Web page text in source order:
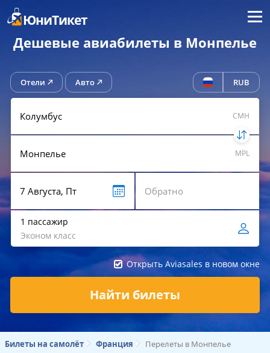
ЮниТикет Меню
Дешевые авиабилеты в Монпелье
Отели Авто RUB
CMH
MPL
1 пассажир
Эконом класс
Открыть Aviasales в новом окне
Найти билеты
Билеты на самолёт Франция Перелеты в Монпелье